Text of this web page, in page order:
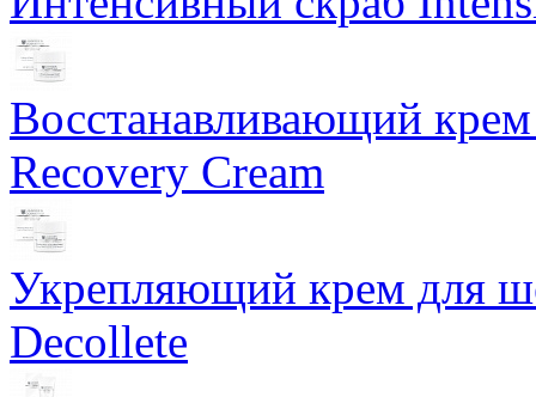
Восстанавливающий
Recovery Cream
Укрепляющий крем для
Decollete